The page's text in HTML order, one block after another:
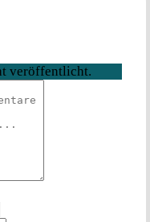
veröffentlicht.